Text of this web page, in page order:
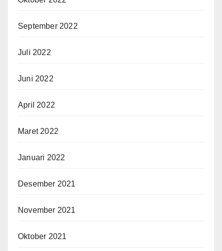
September 2022
Juli 2022
Juni 2022
April 2022
Maret 2022
Januari 2022
Desember 2021
November 2021
Oktober 2021